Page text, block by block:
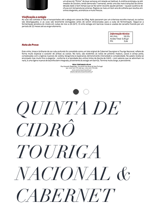
QUINTA DE
CIDRÔ
TOURIGA
NACIONAL &
CABERNET